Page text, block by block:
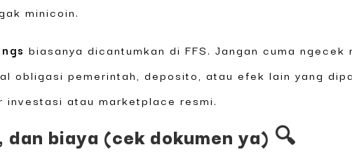
minicoin.
biasanya dicantumkan di FFS. Jangan cuma ngecek
obligasi pemerintah, deposito, atau efek lain yang
investasi atau marketplace resmi.
biaya (cek dokumen ya) 🔍